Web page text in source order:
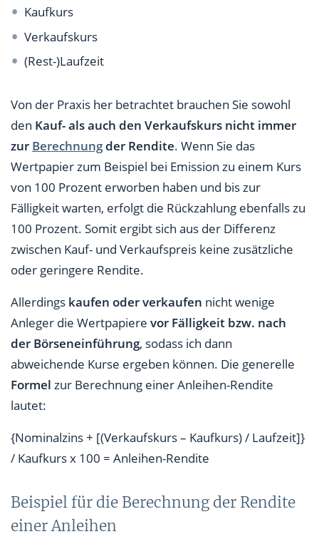
Kaufkurs
Verkaufskurs
(Rest-)Laufzeit
Von der Praxis her betrachtet brauchen Sie sowohl
den Kauf- als auch den Verkaufskurs nicht immer
zur Berechnungder Rendite. Wenn Sie das
Wertpapier zum Beispiel bei Emission zu einem Kurs
von 100 Prozent erworben haben und bis zur
Fälligkeit warten, erfolgt die Rückzahlung ebenfalls zu
100 Prozent. Somit ergibt sich aus der Differenz
zwischen Kauf- und Verkaufspreis keine zusätzliche
oder geringere Rendite.
Allerdings kaufen oder verkaufen nicht wenige
Anleger die Wertpapiere vor Fälligkeit bzw. nach
der Börseneinführung, sodass ich dann
abweichende Kurse ergeben können. Die generelle
Formel zur Berechnung einer Anleihen-Rendite
lautet:
{Nominalzins + [(Verkaufskurs – Kaufkurs) / Laufzeit]}
/ Kaufkurs x 100 = Anleihen-Rendite
Beispiel für die Berechnung der Rendite
einer Anleihen